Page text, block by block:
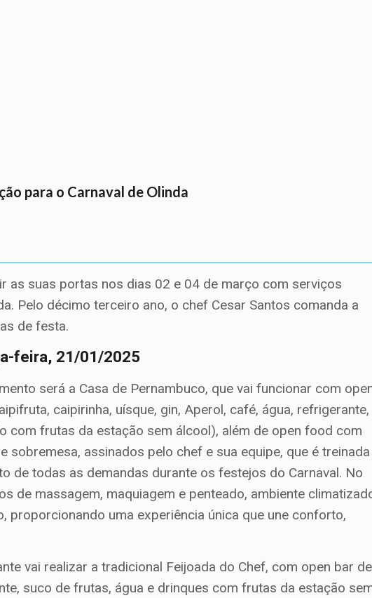
para o Carnaval de Olinda
as suas portas nos dias 02 e 04 de março com serviços
Pelo décimo terceiro ano, o chef Cesar Santos comanda a
de festa.
feira, 21/01/2025
será a Casa de Pernambuco, que vai funcionar com
caipirinha, uísque, gin, Aperol, café, água, refrigerante,
com frutas da estação sem álcool), além de open food com
sobremesa, assinados pelo chef e sua equipe, que é treinada
de todas as demandas durante os festejos do Carnaval. No
de massagem, maquiagem e penteado, ambiente
proporcionando uma experiência única que une conforto,
vai realizar a tradicional Feijoada do Chef, com open bar de
suco de frutas, água e drinques com frutas da estação